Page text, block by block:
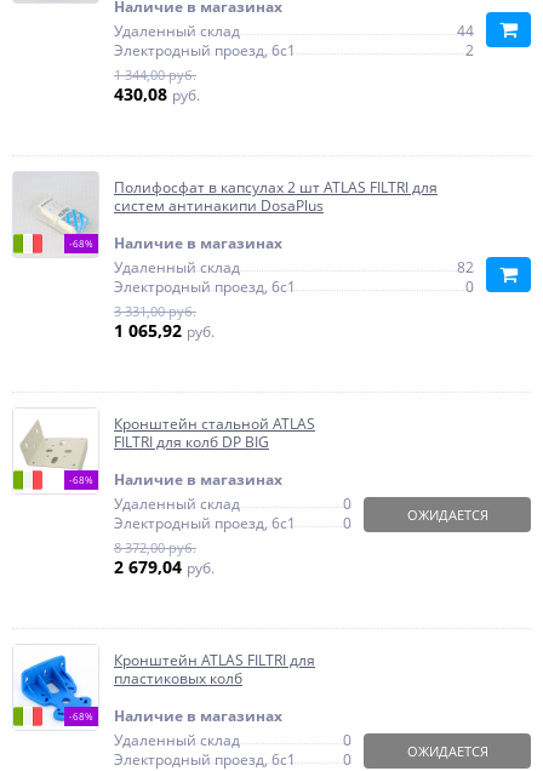
Наличие в магазинах
Удаленный склад
44
Электродный проезд, 6с1
2
1 344,00 руб.
430,08 руб.
-68%
Полифосфат в капсулах 2 шт ATLAS FILTRI для
систем антинакипи DosaPlus
Наличие в магазинах
Удаленный склад
82
Электродный проезд, 6с1
0
3 331,00 руб.
1 065,92 руб.
-68%
Кронштейн стальной ATLAS
FILTRI для колб DP BIG
Наличие в магазинах
Удаленный склад
0
Электродный проезд, 6с1
0
8 372,00 руб.
2 679,04 руб.
ОЖИДАЕТСЯ
-68%
Кронштейн ATLAS FILTRI для
пластиковых колб
Наличие в магазинах
Удаленный склад
0
Электродный проезд, 6с1
0 ОЖИДАЕТСЯ